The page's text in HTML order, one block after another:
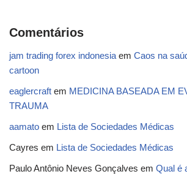
Comentários
jam trading forex indonesia em Caos na
cartoon
eaglercraft em MEDICINA BASEADA EM
TRAUMA
aamato em Lista de Sociedades Médicas
Cayres em Lista de Sociedades Médicas
Paulo Antônio Neves Gonçalves em Qual é